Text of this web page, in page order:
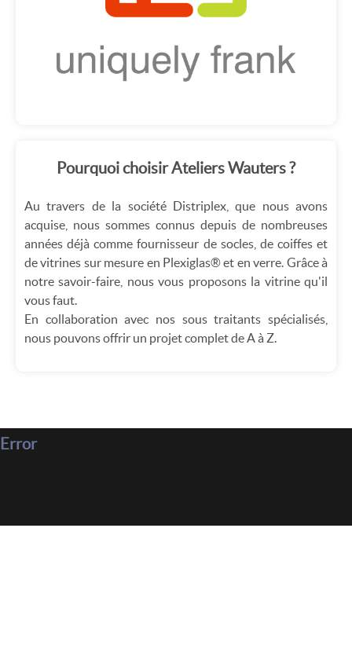
Pourquoi choisir Ateliers Wauters ?
Au travers de la société Distriplex, que nous avons
acquise, nous sommes connus depuis de nombreuses
années déjà comme fournisseur de socles, de coiffes et
de vitrines sur mesure en Plexiglas® et en verre. Grâce à
notre savoir-faire, nous vous proposons la vitrine qu'il
vous faut.
En collaboration avec nos sous traitants spécialisés,
nous pouvons offrir un projet complet de A à Z.
Error